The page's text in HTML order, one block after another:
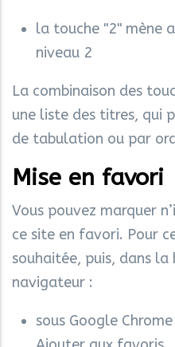
la touche "2" mène
niveau 2
La combinaison des
une liste des titres, qui
de tabulation ou par
Mise en favori
Vous pouvez marquer
ce site en favori. Pour
souhaitée, puis, dans
navigateur :
sous Google